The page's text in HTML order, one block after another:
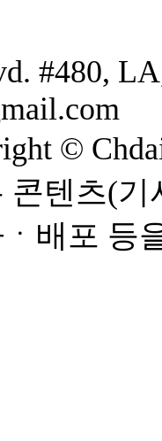
#480,
©
콘텐츠(
배포 등